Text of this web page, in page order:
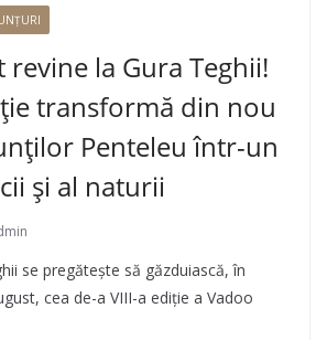
revine la Gura Teghii!
transformă din nou
Penteleu într-un
și al naturii
se pregătește să găzduiască, în
cea de-a VIII-a ediție a Vadoo